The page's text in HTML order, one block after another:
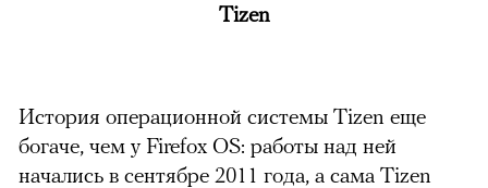
Tizen
История операционной системы Tizen еще
богаче, чем у Firefox OS: работы над ней
начались в сентябре 2011 года, а сама Tizen